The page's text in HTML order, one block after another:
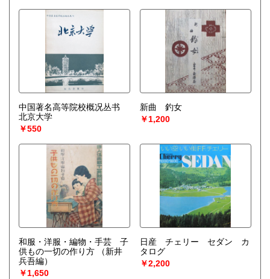
中国著名高等院校概况丛书
北京大学
￥550
新曲 釣女
￥1,200
和服・洋服・編物・手芸 子
供もの一切の作り方
（新井
兵吾編）
￥1,650
日産 チェリー セダン カ
タログ
￥2,200